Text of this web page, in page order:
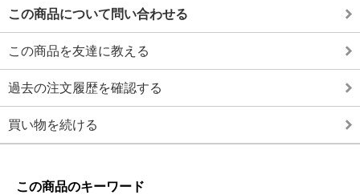
この商品について問い合わせる
この商品を友達に教える
過去の注文履歴を確認する
買い物を続ける
この商品のキーワード